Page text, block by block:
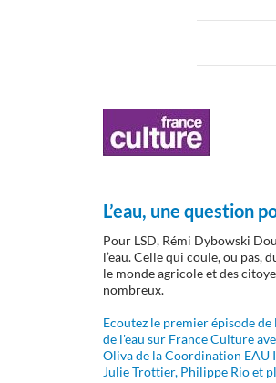
L’eau, une question
Pour LSD, Rémi Dybowski
l’eau. Celle qui coule, ou pas,
le monde agricole et des
nombreux.
Ecoutez le premier épisode de
de l'eau sur France Culture
Oliva de la Coordination EAU
Julie Trottier, Philippe Rio et